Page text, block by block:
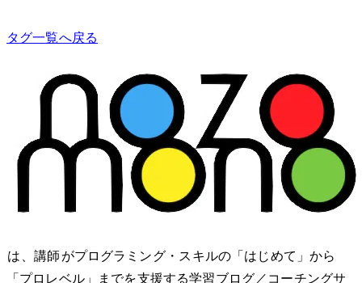
タグ一覧へ戻る
nozomono は、講師 shibomb がプログラミング・IT スキルの「はじめて」から
「プロレベル」までを支援する学習ブログ／コーチングサ